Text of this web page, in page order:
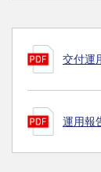
交付運
運用報